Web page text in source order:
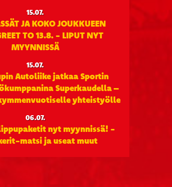
15.07.
JA KOKO JOUKKUEEN
TO 13.8. - LIPUT NYT
MYYNNISSÄ
15.07.
Autoliike jatkaa Sportin
Superkaudella –
yhteistyölle
06.07.
nyt myynnissä! -
matsi ja useat muut